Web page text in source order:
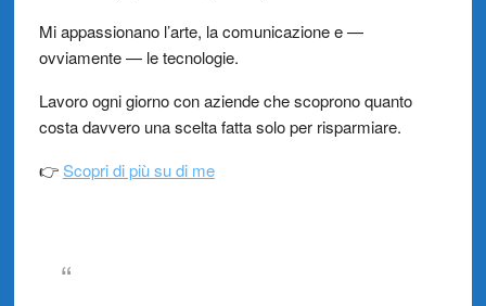
Mi appassionano l’arte, la comunicazione e —
ovviamente — le tecnologie.
Lavoro ogni giorno con aziende che scoprono quanto
costa davvero una scelta fatta solo per risparmiare.
👉Scopri di più su di me